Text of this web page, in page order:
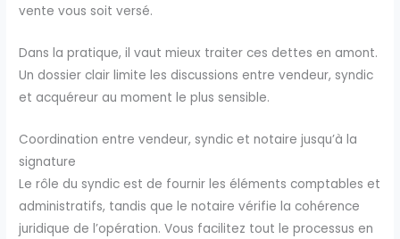
vente vous soit versé.
Dans la pratique, il vaut mieux traiter ces dettes en amont.
Un dossier clair limite les discussions entre vendeur, syndic
et acquéreur au moment le plus sensible.
Coordination entre vendeur, syndic et notaire jusqu’à la
signature
Le rôle du syndic est de fournir les éléments comptables et
administratifs, tandis que le notaire vérifie la cohérence
juridique de l’opération. Vous facilitez tout le processus en